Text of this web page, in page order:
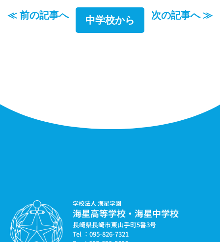
≪ 前の記事へ 中学校から 次の記事へ ≫
学校法人 海星学園
海星高等学校・海星中学校
長崎県長崎市東山手町5番3号
Tel ：095-826-7321